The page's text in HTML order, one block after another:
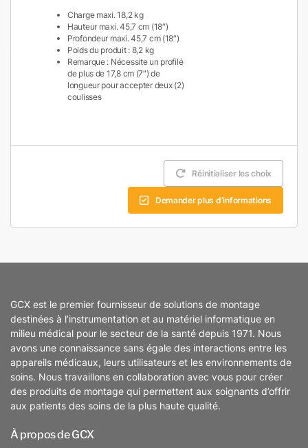
Charge maxi. 18,2 kg
Hauteur maxi. 45,7 cm (18″)
Profondeur maxi. 45,7 cm (18″)
Poids du produit : 8,2 kg
Remarque : Nécessite un profilé
de plus de 17,8 cm (7″) de
longueur pour accepter deux (2)
coulisses
Réinitialiser les choix
Demander plus d’informations
GCX est le premier fournisseur de solutions de montage
destinées à l’instrumentation et au matériel informatique en
milieu médical pour le secteur de la santé depuis 1971. Nous
avons une connaissance sans égale des interactions entre les
appareils médicaux, leurs utilisateurs et les environnements de
soins. Nous travaillons en collaboration avec vous pour créer
des produits de montage qui permettent aux soignants d’offrir
aux patients des soins de la plus haute qualité.
À propos de GCX